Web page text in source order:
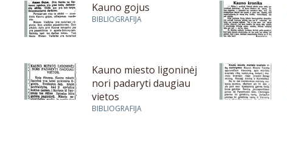
Kauno gojus
BIBLIOGRAFIJA
Kauno miesto ligoninėj
nori padaryti daugiau
vietos
BIBLIOGRAFIJA